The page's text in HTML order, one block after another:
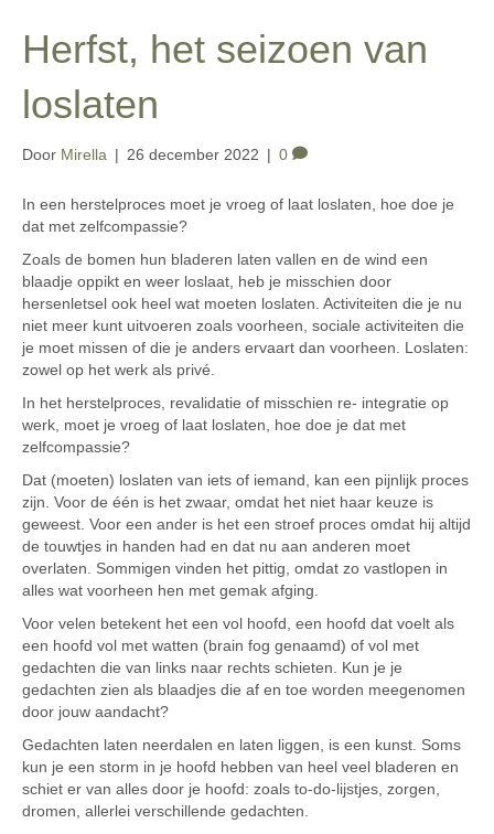
Herfst, het seizoen van
loslaten
Door Mirella | 26 december 2022 | 0
In een herstelproces moet je vroeg of laat loslaten, hoe doe je
dat met zelfcompassie?
Zoals de bomen hun bladeren laten vallen en de wind een
blaadje oppikt en weer loslaat, heb je misschien door
hersenletsel ook heel wat moeten loslaten. Activiteiten die je nu
niet meer kunt uitvoeren zoals voorheen, sociale activiteiten die
je moet missen of die je anders ervaart dan voorheen. Loslaten:
zowel op het werk als privé.
In het herstelproces, revalidatie of misschien re- integratie op
werk, moet je vroeg of laat loslaten, hoe doe je dat met
zelfcompassie?
Dat (moeten) loslaten van iets of iemand, kan een pijnlijk proces
zijn. Voor de één is het zwaar, omdat het niet haar keuze is
geweest. Voor een ander is het een stroef proces omdat hij altijd
de touwtjes in handen had en dat nu aan anderen moet
overlaten. Sommigen vinden het pittig, omdat zo vastlopen in
alles wat voorheen hen met gemak afging.
Voor velen betekent het een vol hoofd, een hoofd dat voelt als
een hoofd vol met watten (brain fog genaamd) of vol met
gedachten die van links naar rechts schieten. Kun je je
gedachten zien als blaadjes die af en toe worden meegenomen
door jouw aandacht?
Gedachten laten neerdalen en laten liggen, is een kunst. Soms
kun je een storm in je hoofd hebben van heel veel bladeren en
schiet er van alles door je hoofd: zoals to-do-lijstjes, zorgen,
dromen, allerlei verschillende gedachten.